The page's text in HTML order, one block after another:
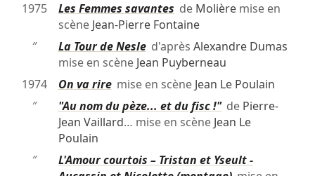
1975
Les Femmes savantes de Molièremise en
scène Jean-Pierre Fontaine
″
La Tour de Nesled'après Alexandre Dumas
mise en scène Jean Puyberneau
1974
On va riremise en scène Jean Le Poulain
″
"Au nom du pèze... et du fisc !"de Pierre-
Jean Vaillard… mise en scène Jean Le
Poulain
″
L'Amour courtois – Tristan et Yseult -